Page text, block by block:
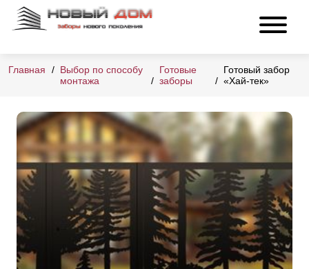
Главная
Выбор по способу
монтажа
Готовые
заборы
Готовый забор
«Хай-тек»